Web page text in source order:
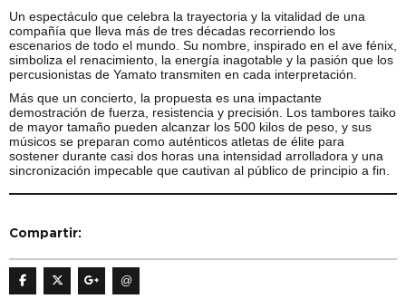
Un espectáculo que celebra la trayectoria y la vitalidad de una
compañía que lleva más de tres décadas recorriendo los
escenarios de todo el mundo. Su nombre, inspirado en el ave fénix,
simboliza el renacimiento, la energía inagotable y la pasión que los
percusionistas de Yamato transmiten en cada interpretación.
Más que un concierto, la propuesta es una impactante
demostración de fuerza, resistencia y precisión. Los tambores taiko
de mayor tamaño pueden alcanzar los 500 kilos de peso, y sus
músicos se preparan como auténticos atletas de élite para
sostener durante casi dos horas una intensidad arrolladora y una
sincronización impecable que cautivan al público de principio a fin.
Compartir:
@